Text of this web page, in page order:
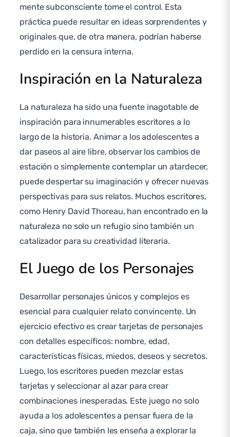
mente subconsciente tome el control. Esta
práctica puede resultar en ideas sorprendentes y
originales que, de otra manera, podrían haberse
perdido en la censura interna.
Inspiración en la Naturaleza
La naturaleza ha sido una fuente inagotable de
inspiración para innumerables escritores a lo
largo de la historia. Animar a los adolescentes a
dar paseos al aire libre, observar los cambios de
estación o simplemente contemplar un atardecer,
puede despertar su imaginación y ofrecer nuevas
perspectivas para sus relatos. Muchos escritores,
como Henry David Thoreau, han encontrado en la
naturaleza no solo un refugio sino también un
catalizador para su creatividad literaria.
El Juego de los Personajes
Desarrollar personajes únicos y complejos es
esencial para cualquier relato convincente. Un
ejercicio efectivo es crear tarjetas de personajes
con detalles específicos: nombre, edad,
características físicas, miedos, deseos y secretos.
Luego, los escritores pueden mezclar estas
tarjetas y seleccionar al azar para crear
combinaciones inesperadas. Este juego no solo
ayuda a los adolescentes a pensar fuera de la
caja, sino que también les enseña a explorar la